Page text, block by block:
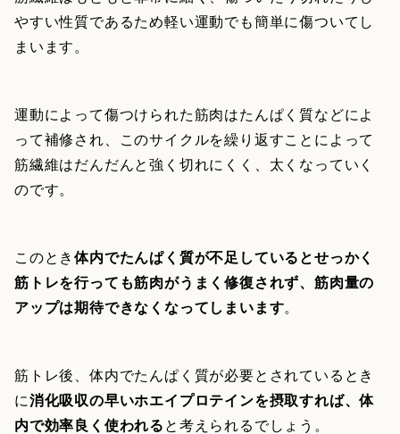
やすい性質であるため軽い運動でも簡単に傷ついてし
まいます。
運動によって傷つけられた筋肉はたんぱく質などによ
って補修され、このサイクルを繰り返すことによって
筋繊維はだんだんと強く切れにくく、太くなっていく
のです。
このとき体内でたんぱく質が不足しているとせっかく
筋トレを行っても筋肉がうまく修復されず、筋肉量の
アップは期待できなくなってしまいます。
筋トレ後、体内でたんぱく質が必要とされているとき
に消化吸収の早いホエイプロテインを摂取すれば、体
内で効率良く使われると考えられるでしょう。